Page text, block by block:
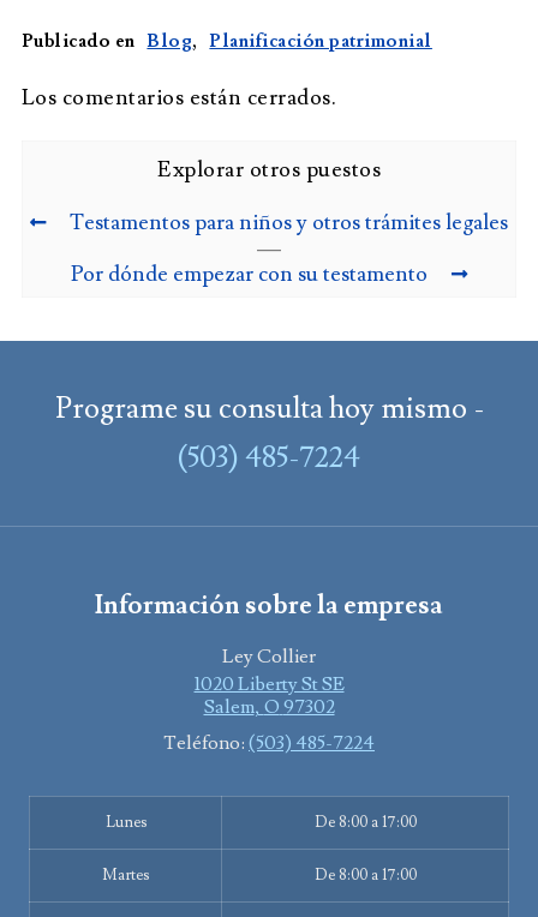
Publicado en Blog, Planificación patrimonial
Los comentarios están cerrados.
Explorar otros puestos
Testamentos para niños y otros trámites legales
Por dónde empezar con su testamento
Programe su consulta hoy mismo -
(503) 485-7224
Información sobre la empresa
Ley Collier
1020 Liberty St SE
Salem, O 97302
Teléfono: (503) 485-7224
Lunes De 8:00 a 17:00
Martes De 8:00 a 17:00